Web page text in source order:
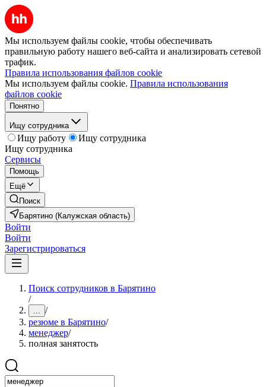
Мы используем файлы cookie, чтобы обеспечивать
правильную работу нашего веб-сайта и анализировать сетевой
трафик.
Правила использования файлов cookie
Мы используем файлы cookie. Правила использования
файлов cookie
Понятно
Ищу сотрудника
Ищу работу
Ищу сотрудника
Ищу сотрудника
Сервисы
Помощь
Ещё
Поиск
Барятино (Калужская область)
Войти
Войти
Зарегистрироваться
Поиск сотрудников в Барятино
/
... /
резюме в Барятино/
менеджер/
полная занятость